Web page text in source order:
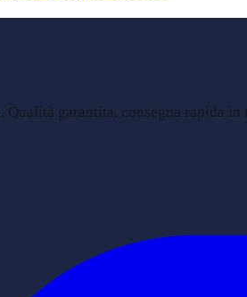
garantita, consegna rapida in